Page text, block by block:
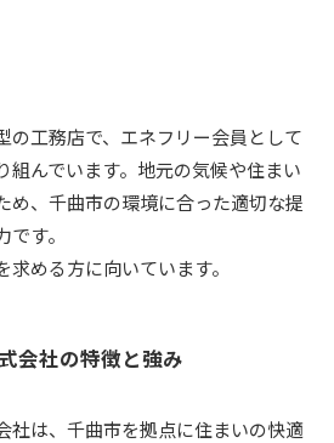
の工務店で、エネフリー会員として
組んでいます。地元の気候や住まい
め、千曲市の環境に合った適切な提
す。
める方に向いています。
会社の特徴と強み
社は、千曲市を拠点に住まいの快適